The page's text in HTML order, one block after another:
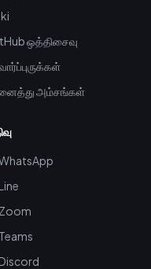
ஒத்திசைவு
அம்சங்கள்
Zoom
Teams